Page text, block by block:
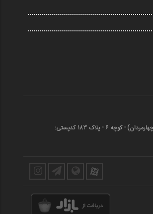
قم - خیابان انقلاب (چهارمردان)‌ - کوچه 6 - پلاک 183 کدپستی: